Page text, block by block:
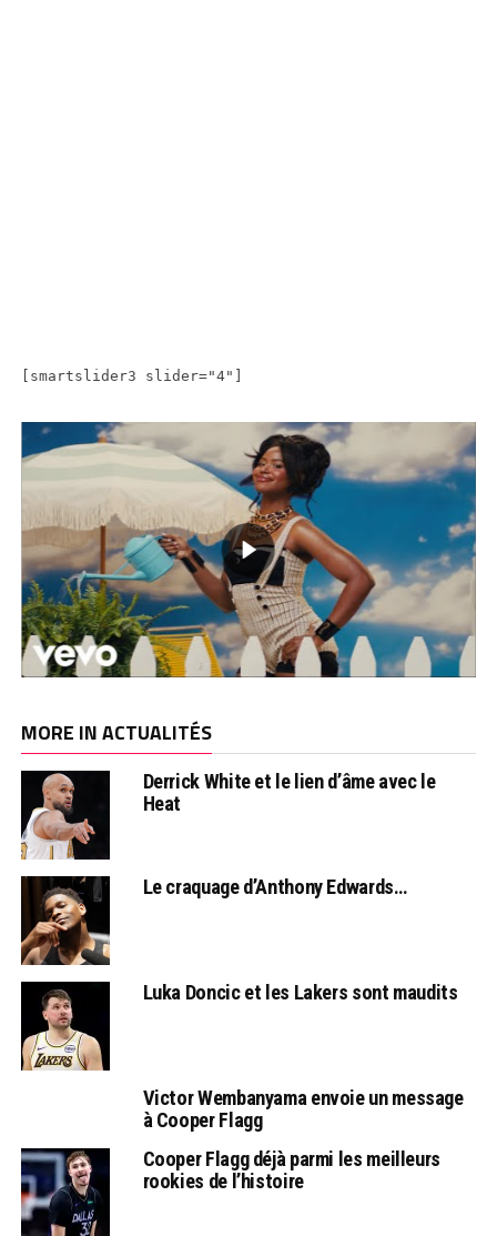
[smartslider3 slider="4"]
MORE IN ACTUALITÉS
Derrick White et le lien d’âme avec le
Heat
Le craquage d’Anthony Edwards…
Luka Doncic et les Lakers sont maudits
Victor Wembanyama envoie un message
à Cooper Flagg
Cooper Flagg déjà parmi les meilleurs
rookies de l’histoire